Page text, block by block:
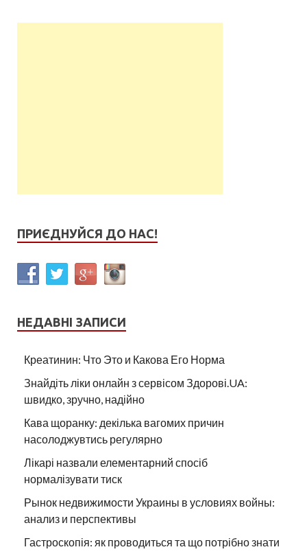
ПРИЄДНУЙСЯ ДО НАС!
НЕДАВНІ ЗАПИСИ
Креатинин: Что Это и Какова Его Норма
Знайдіть ліки онлайн з сервісом Здорові.UA:
швидко, зручно, надійно
Кава щоранку: декілька вагомих причин
насолоджувтись регулярно
Лікарі назвали елементарний спосіб
нормалізувати тиск
Рынок недвижимости Украины в условиях войны:
анализ и перспективы
Гастроскопія: як проводиться та що потрібно знати